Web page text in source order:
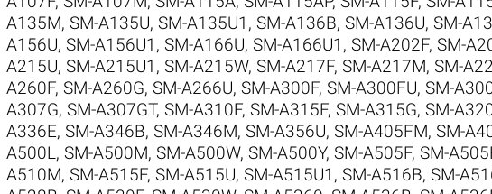
A135M, SM-A135U, SM-A135U1 , SM-A136B, SM-A136U, SM-
A156U, SM-A156U1 , SM-A166U, SM-A166U1 , SM-A202F, SM-
A215U, SM-A215U1 , SM-A215W, SM-A217F, SM-A217M, SM-
A260F, SM-A260G, SM-A266U, SM-A300F, SM-A300FU, SM-
A307G, SM-A307GT, SM-A310F, SM-A315F, SM-A315G, SM-
A336E, SM-A346B, SM-A346M, SM-A356U, SM-A405FM, SM-
A500L, SM-A500M, SM-A500W, SM-A500Y, SM-A505F, SM-
A510M, SM-A515F, SM-A515U, SM-A515U1 , SM-A516B, SM-